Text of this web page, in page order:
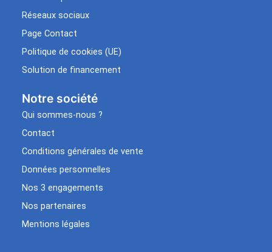
Réseaux sociaux
Page Contact
Politique de cookies (UE)
Solution de financement
Notre société
Qui sommes-nous ?
Contact
Conditions générales de vente
Données personnelles
Nos 3 engagements
Nos partenaires
Mentions légales